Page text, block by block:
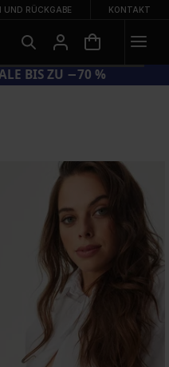
UND RÜCKGABE KONTAKT
BIS ZU −70 %